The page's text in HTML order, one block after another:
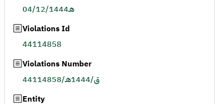
04/12/1444هـ
Violations Id
44114858
Violations Number
44114858/ق/1444هـ
Entity